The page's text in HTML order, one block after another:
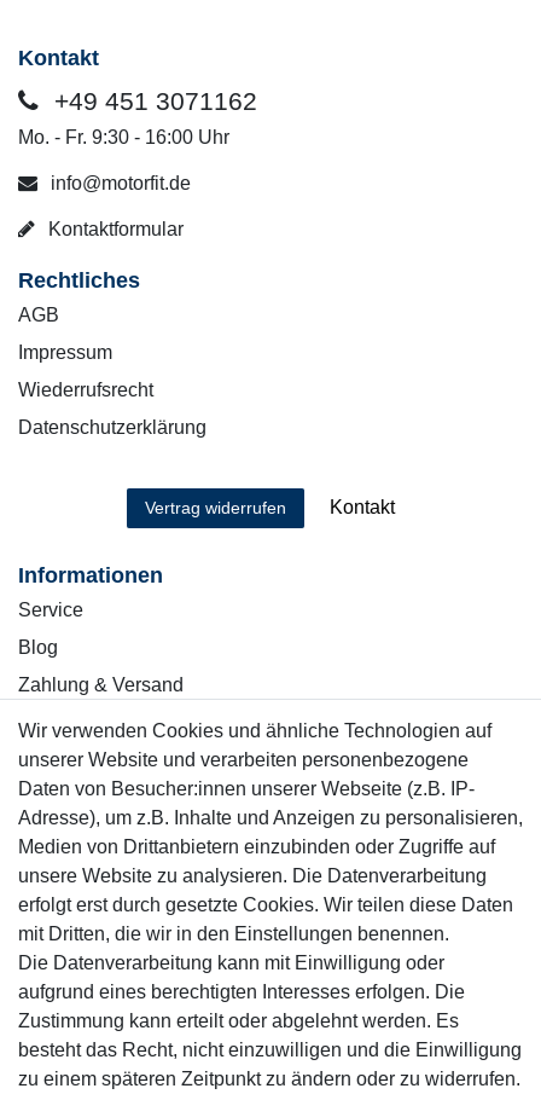
Kontakt
+49 451 3071162
Mo. - Fr. 9:30 - 16:00 Uhr
info@motorfit.de
Kontaktformular
Rechtliches
AGB
Impressum
Wiederrufsrecht
Datenschutzerklärung
Vertrag widerrufen Kontakt
Informationen
Service
Blog
Zahlung & Versand
Sicher einkaufen
Mitglied
Motor-Fit
© Copyright 2026 | Alle Rechte vorbehalten.
Wir verwenden Cookies und ähnliche Technologien auf
unserer Website und verarbeiten personenbezogene
Daten von Besucher:innen unserer Webseite (z.B. IP-
Adresse), um z.B. Inhalte und Anzeigen zu personalisieren,
Medien von Drittanbietern einzubinden oder Zugriffe auf
unsere Website zu analysieren. Die Datenverarbeitung
erfolgt erst durch gesetzte Cookies. Wir teilen diese Daten
mit Dritten, die wir in den Einstellungen benennen.
Die Datenverarbeitung kann mit Einwilligung oder
aufgrund eines berechtigten Interesses erfolgen. Die
Zustimmung kann erteilt oder abgelehnt werden. Es
besteht das Recht, nicht einzuwilligen und die Einwilligung
zu einem späteren Zeitpunkt zu ändern oder zu widerrufen.